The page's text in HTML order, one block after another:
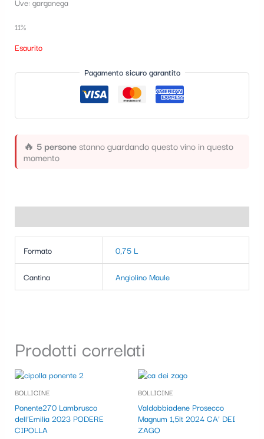
11%
Esaurito
Pagamento sicuro garantito
🔥 5 personestanno guardando questo vino in questo
momento
Formato 0,75 L
Cantina Angiolino Maule
Prodotti correlati
BOLLICINE
Ponente270 Lambrusco
dell’Emilia 2023 PODERE
CIPOLLA
BOLLICINE
Valdobbiadene Prosecco
Magnum 1,5lt 2024 CA’ DEI
ZAGO
t
e
g